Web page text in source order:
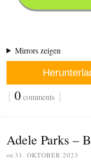
Mirrors zeigen
{ 0comments }
Adele Parks –
on 31. OKTOBER 2023